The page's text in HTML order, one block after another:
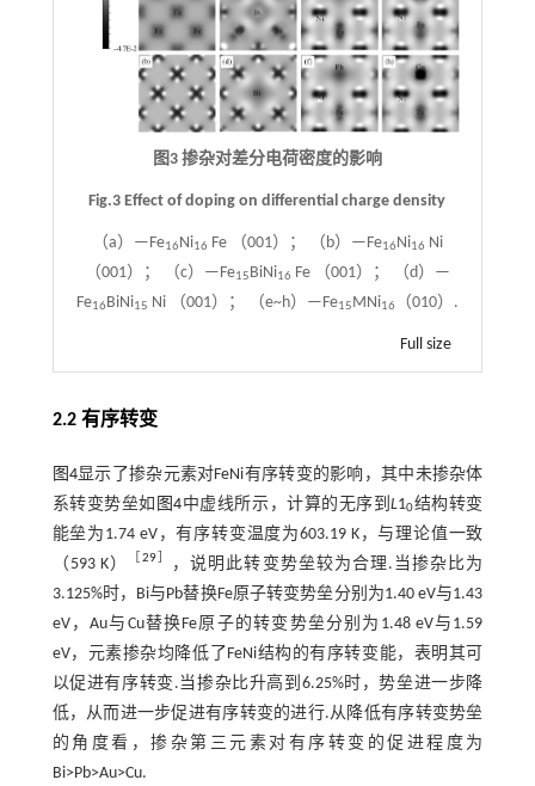
图3 掺杂对差分电荷密度的影响
Fig.3 Effect of doping on differential charge density
（a）—Fe16Ni16 Fe （001）； （b）—Fe16Ni16 Ni
（001）； （c）—Fe15BiNi16 Fe （001）； （d）—
Fe16BiNi15 Ni （001）； （e~h）—Fe15MNi16 （010）.
Full size
2.2 有序转变
图4显示了掺杂元素对FeNi有序转变的影响，其中未掺杂体
系转变势垒如 图4中虚线所示，计算的无序到L10结构转变
能垒为1.74 eV，有序转变温度为603.19 K，与理论值一致
（593 K）
［29］
，说明此转变势垒较为合理.当掺杂比为
3.125%时，Bi与Pb替换Fe原子转变势垒分别为1.40 eV与1.43
eV，Au与Cu替换Fe原子的转变势垒分别为1.48 eV与1.59
eV，元素掺杂均降低了FeNi结构的有序转变能，表明其可
以促进有序转变.当掺杂比升高到6.25%时，势垒进一步降
低，从而进一步促进有序转变的进行.从降低有序转变势垒
的角度看，掺杂第三元素对有序转变的促进程度为
Bi>Pb>Au>Cu.